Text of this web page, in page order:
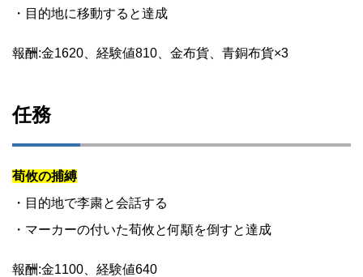
・目的地に移動すると達成
報酬:金1620、経験値810、金布貨、青銅布貨×3
任務
荀攸の捕縛
・目的地で李粛と会話する
・マーカーの付いた荀攸と何顒を倒すと達成
報酬:金1100、経験値640